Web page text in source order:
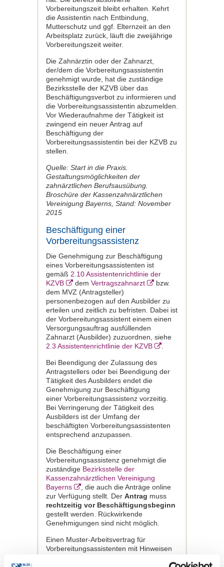
Vorbereitungszeit bleibt erhalten. Kehrt
die Assistentin nach Entbindung,
Mutterschutz und ggf. Elternzeit an den
Arbeitsplatz zurück, läuft die zweijährige
Vorbereitungszeit weiter.
Die Zahnärztin oder der Zahnarzt,
der/dem die Vorbereitungsassistentin
genehmigt wurde, hat die zuständige
Bezirksstelle der KZVB über das
Beschäftigungsverbot zu informieren und
die Vorbereitungsassistentin abzumelden.
Vor Wiederaufnahme der Tätigkeit ist
zwingend ein neuer Antrag auf
Beschäftigung der
Vorbereitungsassistentin bei der KZVB zu
stellen.
Quelle: Start in die Praxis.
Gestaltungsmöglichkeiten der
zahnärztlichen Berufsausübung.
Broschüre der Kassenzahnärztlichen
Vereinigung Bayerns, Stand: November
2015
Beschäftigung einer
Vorbereitungsassistenz
Die Genehmigung zur Beschäftigung
eines Vorbereitungsassistenten ist
gemäß 2.10 Assistentenrichtlinie der
KZVB
dem Vertragszahnarzt
bzw.
dem MVZ (Antragsteller)
personenbezogen auf den Ausbilder zu
erteilen und zeitlich zu befristen. Dabei ist
der Vorbereitungsassistent einem einen
Versorgungsauftrag ausfüllenden
Zahnarzt (Ausbilder) zuzuordnen, siehe
2.3 Assistentenrichtlinie der KZVB
Bei Beendigung der Zulassung des
Antragstellers oder bei Beendigung der
Tätigkeit des Ausbilders endet die
Genehmigung zur Beschäftigung
einer Vorbereitungsassistenz vorzeitig.
Bei Verringerung der Tätigkeit des
Ausbilders ist der Umfang der
beschäftigten Vorbereitungsassistenten
entsprechend anzupassen.
Die Beschäftigung einer
Vorbereitungsassistenz genehmigt die
zuständige Bezirksstelle der
Kassenzahnärztlichen Vereinigung
Bayerns
, die auch die Anträge online
zur Verfügung stellt. Der Antrag muss
rechtzeitig vor Beschäftigungsbeginn
gestellt werden. Rückwirkende
Genehmigungen sind nicht möglich.
Einen Muster-Arbeitsvertrag für
Vorbereitungsassistenten mit Hinweisen